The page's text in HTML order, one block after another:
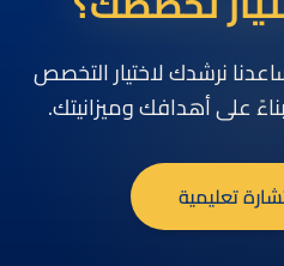
نرشدك لاختيار التخصص
على أهدافك وميزانيتك.
تعليمية